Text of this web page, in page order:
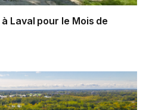
Laval pour le Mois de